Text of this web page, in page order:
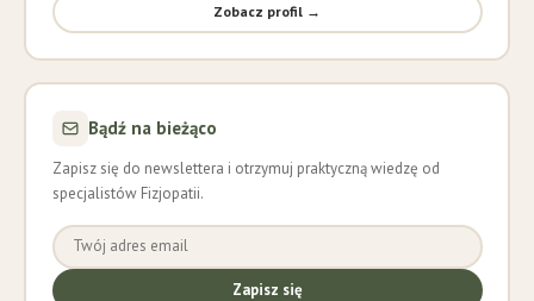
Zobacz profil →
Bądź na bieżąco
Zapisz się do newslettera i otrzymuj praktyczną wiedzę od
specjalistów Fizjopatii.
Zapisz się